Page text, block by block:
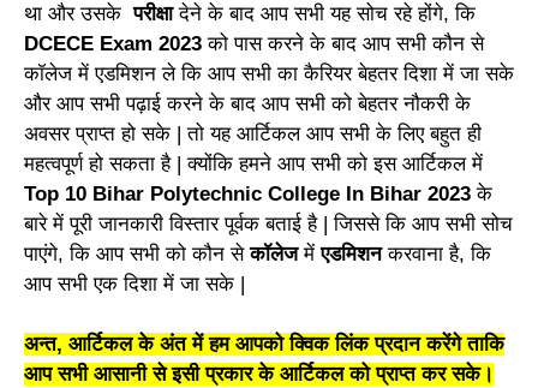
था और उसकेपरीक्षादेने के बाद आप सभी यह सोच रहे होंगे, कि
DCECE Exam 2023 को पास करने के बाद आप सभी कौन से
कॉलेज में एडमिशन ले कि आप सभी का कैरियर बेहतर दिशा में जा सके
और आप सभी पढ़ाई करने के बाद आप सभी को बेहतर नौकरी के
अवसर प्राप्त हो सके | तो यह आर्टिकल आप सभी के लिए बहुत ही
महत्वपूर्ण हो सकता है | क्योंकि हमने आप सभी को इस आर्टिकल में
Top 10 Bihar Polytechnic College In Bihar 2023 के
बारे में पूरी जानकारी विस्तार पूर्वक बताई है | जिससे कि आप सभी सोच
पाएंगे, कि आप सभी को कौन सेकॉलेजमेंएडमिशनकरवाना है, कि
आप सभी एक दिशा में जा सके |
अन्त, आर्टिकल के अंत में हम आपको क्विक लिंक प्रदान करेंगे ताकि
आप सभी आसानी से इसी प्रकार के आर्टिकल को प्राप्त कर सके।